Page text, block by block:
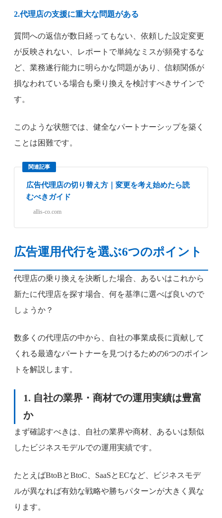
2.代理店の支援に重大な問題がある
質問への返信が数日経ってもない、依頼した設定変更
が反映されない、レポートで単純なミスが頻発するな
ど、業務遂行能力に明らかな問題があり、信頼関係が
損なわれている場合も乗り換えを検討すべきサインで
す。
このような状態では、健全なパートナーシップを築く
ことは困難です。
関連記事
広告代理店の切り替え方｜変更を考え始めたら読
むべきガイド
allis-co.com
広告運用代行を選ぶ6つのポイント
代理店の乗り換えを決断した場合、あるいはこれから
新たに代理店を探す場合、何を基準に選べば良いので
しょうか？
数多くの代理店の中から、自社の事業成長に貢献して
くれる最適なパートナーを見つけるための6つのポイン
トを解説します。
1. 自社の業界・商材での運用実績は豊富
か
まず確認すべきは、自社の業界や商材、あるいは類似
したビジネスモデルでの運用実績です。
たとえばBtoBとBtoC、SaaSとECなど、ビジネスモデ
ルが異なれば有効な戦略や勝ちパターンが大きく異な
ります。